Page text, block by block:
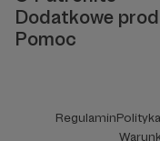
Dodatkowe
Pomoc
Regulamin